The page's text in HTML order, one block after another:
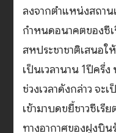
ลงจากตำแหน่งสถา
กำหนดอนาคตของซี
สหประชาชาติเสนอใ
เป็นเวลานาน 1ปีครึ่
ช่วงเวลาดังกล่าว จ
เข้ามาบดขยี้ชาวซีเ
ทางอากาศของฝูงบิน